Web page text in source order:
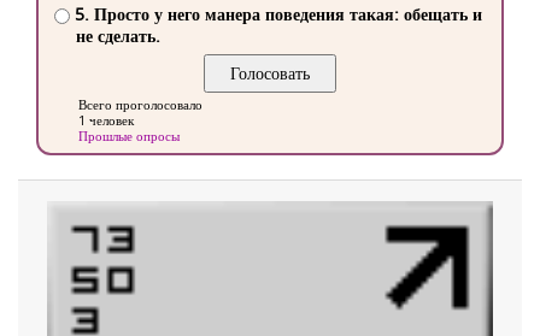
5. Просто у него манера поведения такая: обещать и
не сделать.
Всего проголосовало
1 человек
Прошлые опросы